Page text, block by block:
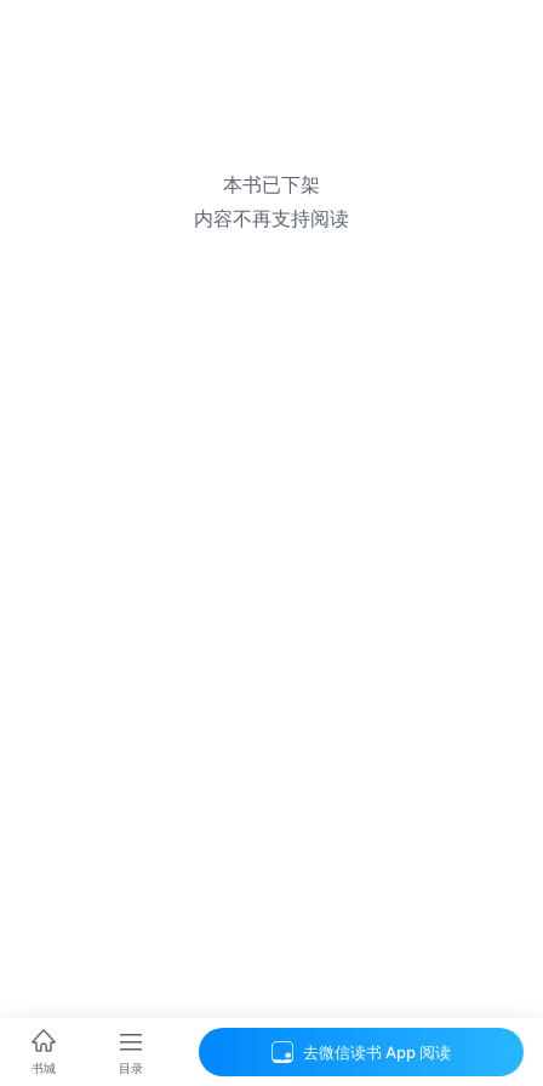
本书已下架
内容不再支持阅读
书城 目录
去微信读书 App 阅读